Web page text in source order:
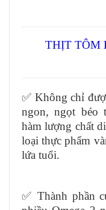
THỊT TÔM
✅ Không chỉ
ngon, ngọt béo
hàm lượng chất
loại thực phẩm
lứa tuổi.
✅ Thành phần